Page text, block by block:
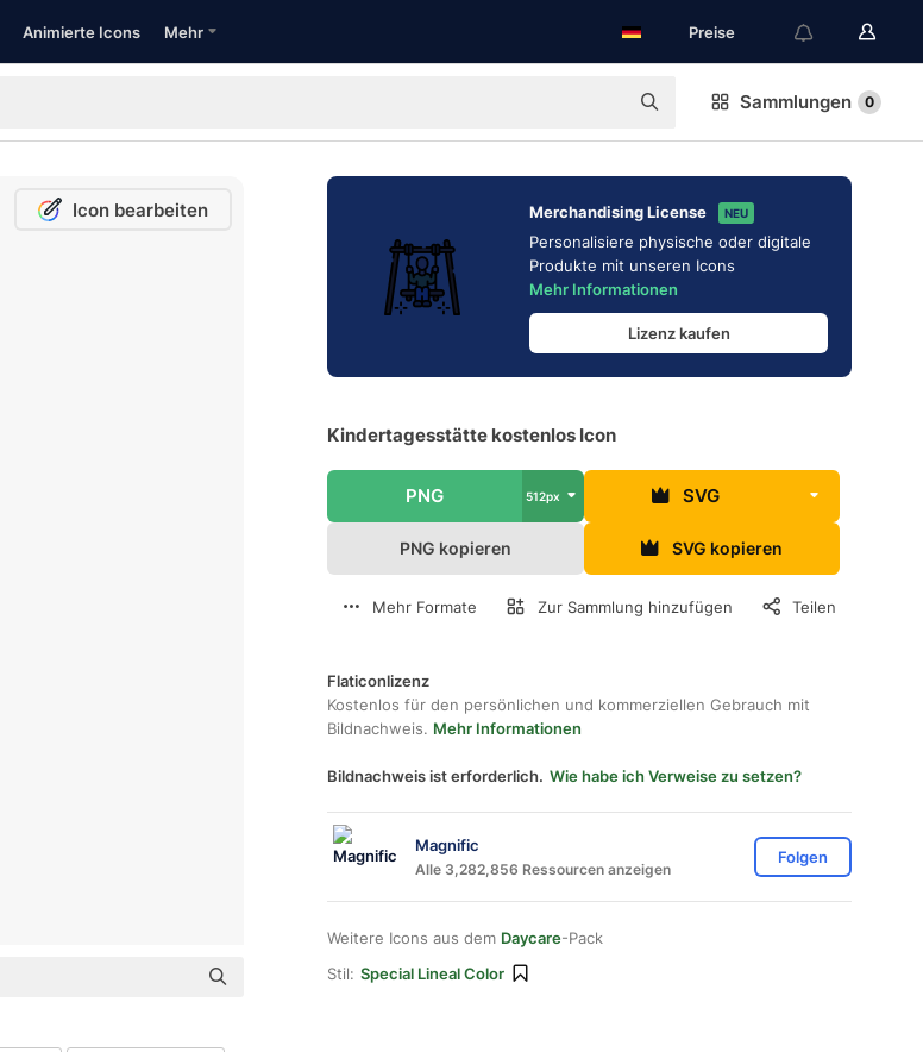
Animierte Icons Mehr Preise
Sammlungen 0
Icon bearbeiten Merchandising License NEU
Personalisiere physische oder digitale
Produkte mit unseren Icons
Mehr Informationen
Lizenz kaufen
Kindertagesstätte kostenlos Icon
PNG 512px SVG
PNG kopieren SVG kopieren
Mehr Formate Zur Sammlung hinzufügen Teilen
Flaticonlizenz
Kostenlos für den persönlichen und kommerziellen Gebrauch mit
Bildnachweis. Mehr Informationen
Bildnachweis ist erforderlich. Wie habe ich Verweise zu setzen?
Magnific
Alle 3,282,856 Ressourcen anzeigen
Folgen
Weitere Icons aus dem Daycare-Pack
Stil: Special Lineal Color